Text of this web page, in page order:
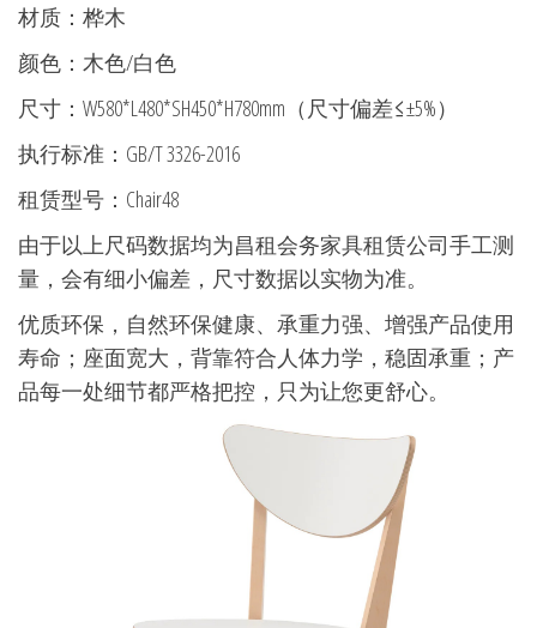
材质：桦木
颜色：木色/白色
尺寸：W580*L480*SH450*H780mm（尺寸偏差≤±5%）
执行标准：GB/T 3326-2016
租赁型号：Chair48
由于以上尺码数据均为昌租会务家具租赁公司手工测
量，会有细小偏差，尺寸数据以实物为准。
优质环保，自然环保健康、承重力强、增强产品使用
寿命；座面宽大，背靠符合人体力学，稳固承重；产
品每一处细节都严格把控，只为让您更舒心。